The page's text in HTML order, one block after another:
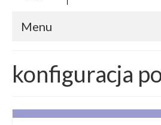
Menu
Aktualności
Linki
konfiguracja